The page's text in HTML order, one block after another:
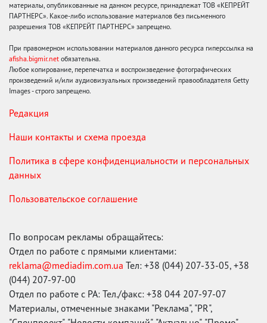
материалы, опубликованные на данном ресурсе, принадлежат ТОВ «КЕПРЕЙТ
ПАРТНЕРС». Какое-либо использование материалов без письменного
разрешения ТОВ «КЕПРЕЙТ ПАРТНЕРС» запрещено.
При правомерном использовании материалов данного ресурса гиперссылка на
afisha.bigmir.net обязательна.
Любое копирование, перепечатка и воспроизведение фотографических
произведений и/или аудиовизуальных произведений правообладателя Getty
Images - строго запрещено.
Редакция
Наши контакты и схема проезда
Политика в сфере конфиденциальности и персональных
данных
Пользовательское соглашение
По вопросам рекламы обращайтесь:
Отдел по работе с прямыми клиентами:
reklama@mediadim.com.ua Тел: +38 (044) 207-33-05, +38
(044) 207-97-00
Отдел по работе с РА: Тел./факс: +38 044 207-97-07
Материалы, отмеченные знаками "Реклама", "PR",